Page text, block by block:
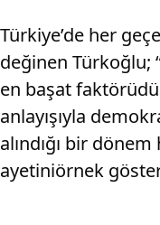
Türkiye’de her
değinen Türkoğlu;
en başat
anlayışıyla
alındığı bir
ayetiniörnek